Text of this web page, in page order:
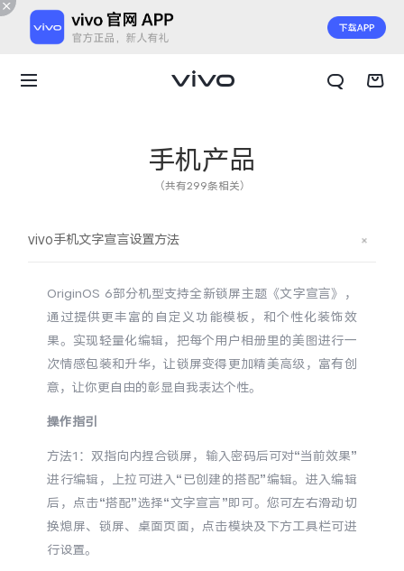
X300 E X Fold6
S60
Y600 Turbo Y600 Pro
手机产品
（共有299条相关）
vivo手机文字宣言设置方法
OriginOS 6部分机型支持全新锁屏主题《文字宣言》，
通过提供更丰富的自定义功能模板，和个性化装饰效
果。实现轻量化编辑，把每个用户相册里的美图进行一
次情感包装和升华，让锁屏变得更加精美高级，富有创
意，让你更自由的彰显自我表达个性。
操作指引
方法1 ：双指向内捏合锁屏，输入密码后可对“当前效果”
进行编辑，上拉可进入“已创建的搭配”编辑。进入编辑
后，点击“搭配”选择“文字宣言”即可。您可左右滑动切
换熄屏、锁屏、桌面页面，点击模块及下方工具栏可进
行设置。